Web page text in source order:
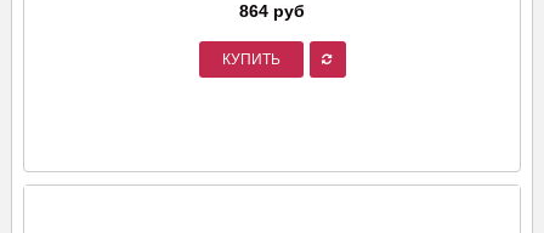
864 руб
КУПИТЬ